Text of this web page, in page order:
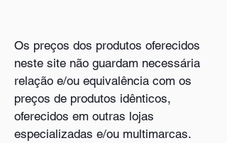
Os preços dos produtos oferecidos
neste site não guardam necessária
relação e/ou equivalência com os
preços de produtos idênticos,
oferecidos em outras lojas
especializadas e/ou multimarcas.